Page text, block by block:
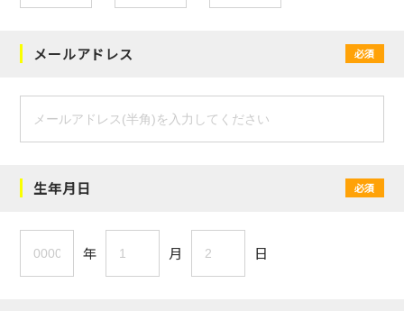
メールアドレス 必須
生年月日 必須
年 月 日